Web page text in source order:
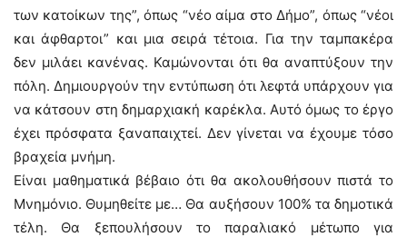
των κατοίκων της”, όπως “νέο αίμα στο Δήμο”, όπως “νέοι
και άφθαρτοι” και μια σειρά τέτοια. Για την ταμπακέρα
δεν μιλάει κανένας. Καμώνονται ότι θα αναπτύξουν την
πόλη. Δημιουργούν την εντύπωση ότι λεφτά υπάρχουν για
να κάτσουν στη δημαρχιακή καρέκλα. Αυτό όμως το έργο
έχει πρόσφατα ξαναπαιχτεί. Δεν γίνεται να έχουμε τόσο
βραχεία μνήμη.
Είναι μαθηματικά βέβαιο ότι θα ακολουθήσουν πιστά το
Μνημόνιο. Θυμηθείτε με… Θα αυξήσουν 100% τα δημοτικά
τέλη. Θα ξεπουλήσουν το παραλιακό μέτωπο για